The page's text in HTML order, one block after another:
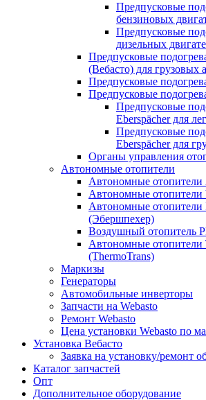
Предпусковые
бензиновых
Предпусковые
дизельных
Предпусковые
(Вебасто) для грузовых
Предпусковые
Предпусковые
Предпусковые
Eberspächer для
Предпусковые
Eberspächer для
Органы управления
Автономные отопители
Автономные отопители
Автономные отопители
Автономные отопители
(Эбершпехер)
Воздушный отопитель
Автономные отопители
(ThermoTrans)
Маркизы
Генераторы
Автомобильные инверторы
Запчасти на Webasto
Ремонт Webasto
Цена установки Webasto по
Установка Вебасто
Заявка на установку/ремонт
Каталог запчастей
Опт
Дополнительное оборудование